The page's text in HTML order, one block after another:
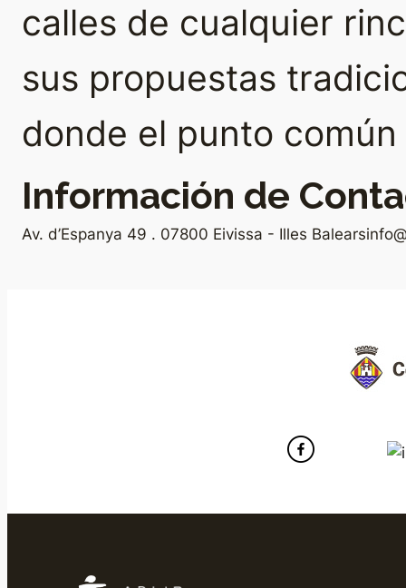
calles de cualquier
sus propuestas
donde el punto
Información de
Av. d’Espanya 49 . 07800 Eivissa - Illes Balears